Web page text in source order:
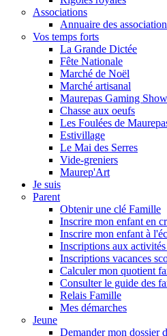
Associations
Annuaire des
Vos temps forts
La Grande Dictée
Fête Nationale
Marché de Noël
Marché artisanal
Maurepas Gaming Show
Chasse aux oeufs
Les Foulées de
Estivillage
Le Mai des Serres
Vide-greniers
Maurep'Art
Je suis
Parent
Obtenir une clé Famille
Inscrire mon enfant en
Inscrire mon enfant à
Inscriptions aux
Inscriptions vacances
Calculer mon quotient
Consulter le guide des
Relais Famille
Mes démarches
Jeune
Demander mon dossier